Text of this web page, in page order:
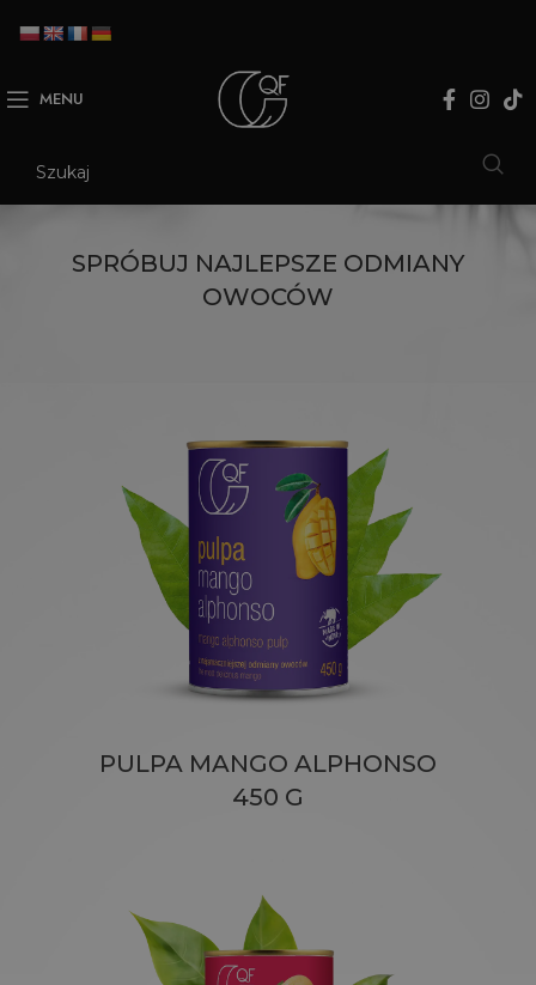
MENU
SPRÓBUJ NAJLEPSZE ODMIANY
OWOCÓW
PULPA MANGO ALPHONSO
450 G